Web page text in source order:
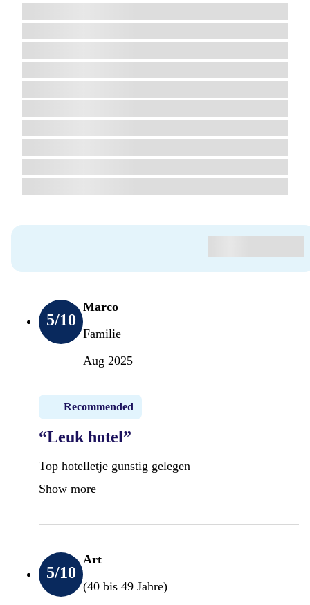
5/10
Marco
Familie
Aug 2025
Recommended
“Leuk hotel”
Top hotelletje gunstig gelegen
Show more
5/10
Art
(40 bis 49 Jahre)